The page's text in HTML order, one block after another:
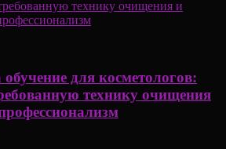
для косметологов:
технику очищения